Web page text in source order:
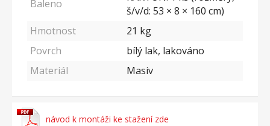
Baleno
š/v/d: 53 × 8 × 160 cm)
Hmotnost
21 kg
Povrch
bílý lak, lakováno
Materiál
Masiv
návod k montáži ke stažení zde